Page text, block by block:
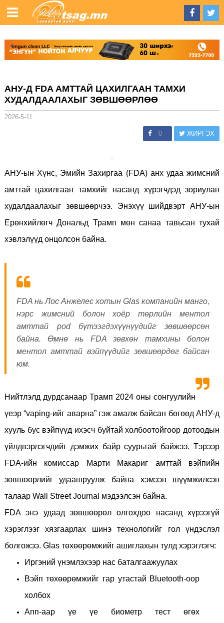
АНУ-Д FDA АМТТАЙ ЦАХИЛГААН ТАМХИ
ХУДАЛДААЛАХЫГ ЗӨВШӨӨРЛӨӨ
2026-5-11
0 ЖИРГЭХ
АНУ-ын Хүнс, Эмийн Захиргаа (FDA) анх удаа жимсний
амттай цахилгаан тамхийг насанд хүрэгчдэд зориулан
худалдаалахыг зөвшөөрчээ. Энэхүү шийдвэрт АНУ-ын
Ерөнхийлөгч Дональд Трамп мөн санаа тавьсан тухай
хэвлэлүүд онцолсон байна.
FDA нь Лос Анжелес хотын Glas компанийн манго,
нэрс жимсний болон хоёр төрлийн ментол
амттай pod бүтээгдэхүүнүүдийг зөвшөөрсөн
байна. Өмнө нь FDA зөвхөн тамхины болон
ментол амттай вэйпүүдийг зөвшөөрдөг байсан
юм.
Нийтлэлд дурдсанаар Трамп 2024 оны сонгуулийн
үеэр “vaping-ийг аварна” гэж амалж байсан бөгөөд АНУ-д
хууль бус вэйпүүд ихэсч буйтай холбоотойгоор дотоодын
үйлдвэрлэгчдийг дэмжих байр суурьтай байжээ. Тэрээр
FDA-ийн комиссар Марти Макариг амттай вэйпийн
зөвшөөрлийг удаашруулж байна хэмээн шүүмжилсэн
талаар Wall Street Journal мэдээлсэн байна.
FDA энэ удаад зөвшөөрөл олгохдоо насанд хүрээгүй
хэрэглээг хязгаарлах шинэ технологийг гол үндэслэл
болгожээ. Glas төхөөрөмжийг ашиглахын тулд хэрэглэгч:
Иргэний үнэмлэхээр нас баталгаажуулах
Вэйп төхөөрөмжийг гар утастай Bluetooth-оор
холбох
Апп-аар үе үе биометр тест өгөх